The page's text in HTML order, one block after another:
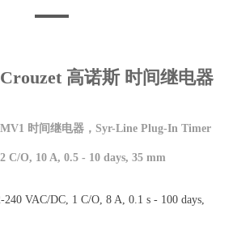
高诺斯 时间继电器
时间继电器，Syr-Line Plug-In Timer
C/O, 10 A, 0.5 - 10 days, 35 mm
VAC/DC, 1 C/O, 8 A, 0.1 s - 100 days,